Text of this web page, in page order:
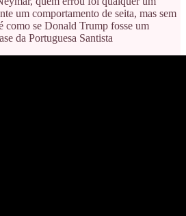
um comportamento de seita, mas sem
como se Donald Trump fosse um
da Portuguesa Santista